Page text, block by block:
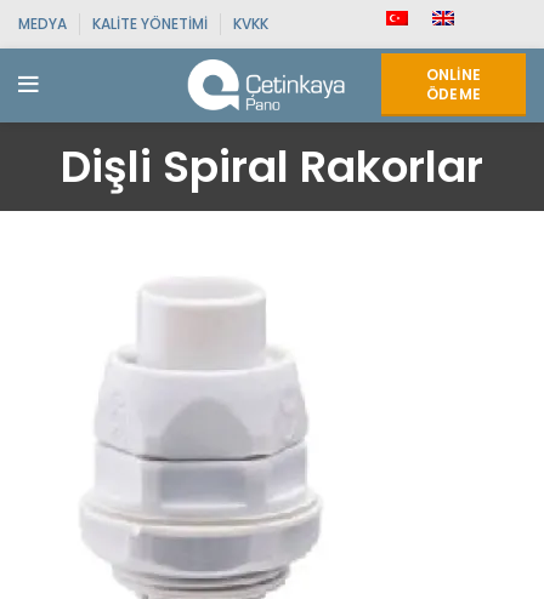
MEDYA KALITE YÖNETIMI KVKK
ONLINE
ÖDEME
Dişli Spiral Rakorlar